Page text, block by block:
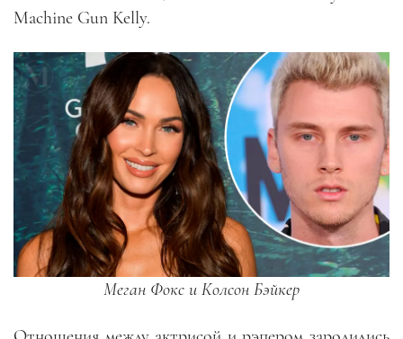
Machine Gun Kelly.
Меган Фокс и Колсон Бэйкер